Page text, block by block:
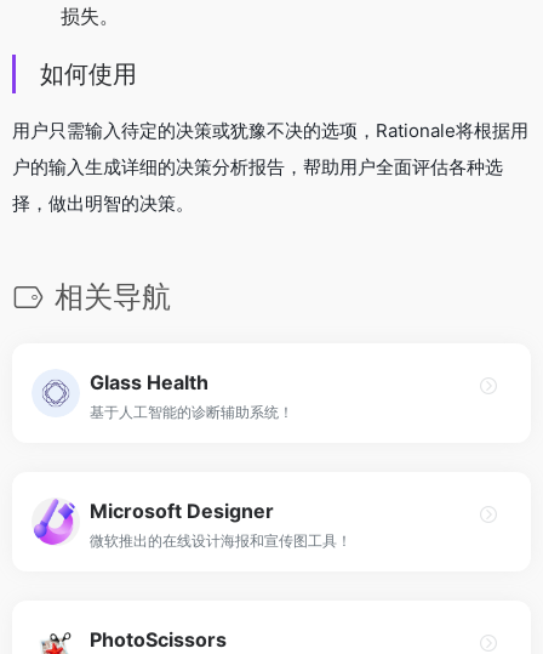
损失。
如何使用
用户只需输入待定的决策或犹豫不决的选项，Rationale将根据用
户的输入生成详细的决策分析报告，帮助用户全面评估各种选
择，做出明智的决策。
相关导航
Glass Health
基于人工智能的诊断辅助系统！
Microsoft Designer
微软推出的在线设计海报和宣传图工具！
PhotoScissors